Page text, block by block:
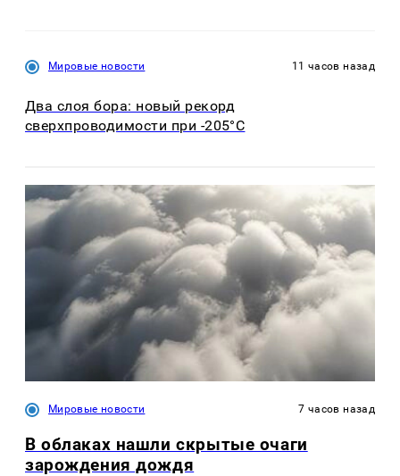
Мировые новости 11 часов назад
Два слоя бора: новый рекорд
сверхпроводимости при -205°C
Мировые новости 7 часов назад
В облаках нашли скрытые очаги
зарождения дождя